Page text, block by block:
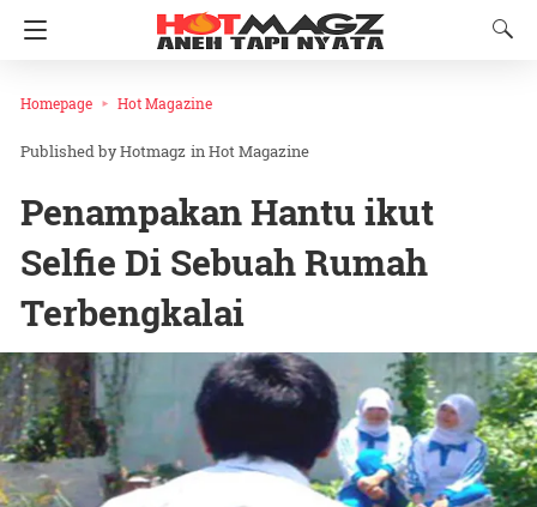
Homepage Hot Magazine
Hotmagz inHot Magazine
Penampakan Hantu ikut
Selfie Di Sebuah Rumah
Terbengkalai